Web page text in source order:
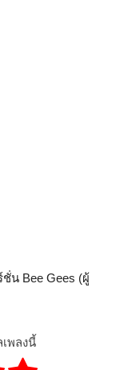
ชั่น Bee Gees (ผู้
พลงนี้